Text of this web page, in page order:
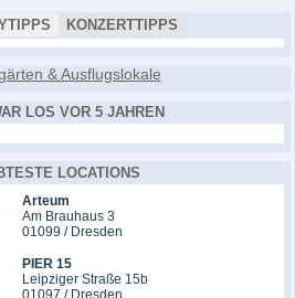
KONZERTTIPPS
LOS VOR 5 JAHREN
LOCATIONS
Arteum
Am Brauhaus 3
01099 / Dresden
PIER 15
Leipziger Straße 15b
01097 / Dresden